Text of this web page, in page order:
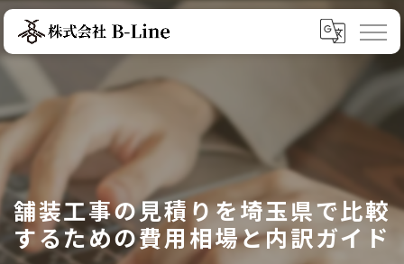
舗装工事の見積りを埼玉県で比較
するための費用相場と内訳ガイド